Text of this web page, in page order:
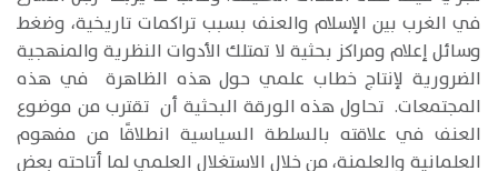
في الغرب بين الإسلام والعنف بسبب تراكمات تاريخية، وضغط
وسائل إعلام ومراكز بحثية لا تمتلك الأدوات النظرية والمنهجية
الضرورية لإنتاج خطاب علمي حول هذه الظاهرة في هذه
المجتمعات. تحاول هذه الورقة البحثية أن تقترب من موضوع
العنف في علاقته بالسلطة السياسية انطلاقًا من مفهوم
العلمانية والعلمنة، من خلال الاستغلال العلمي لما أتاحته بعض